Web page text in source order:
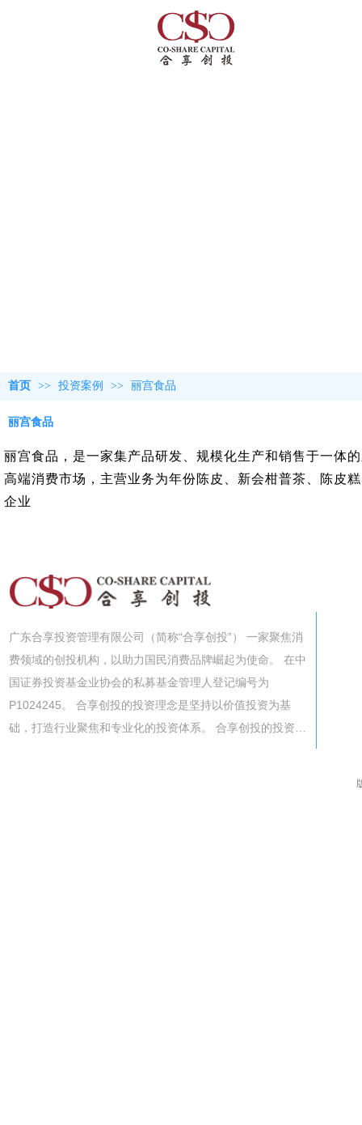
首页 >> 投资案例 >> 丽宫食品
丽宫食品
丽宫食品，是一家集产品研发、规模化生产和销售于一体
高端消费市场，主营业务为年份陈皮、新会柑普茶、陈皮
企业
广东合享投资管理有限公司（简称“合享创投”） 一家聚焦消
费领域的创投机构，以助力国民消费品牌崛起为使命。 在中
国证券投资基金业协会的私募基金管理人登记编号为
P1024245。 合享创投的投资理念是坚持以价值投资为基
础，打造行业聚焦和专业化的投资体系。 合享创投的投资…